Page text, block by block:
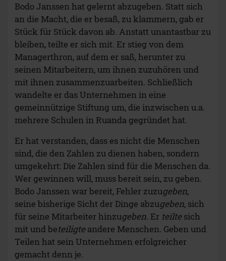
Bodo Janssen hat gelernt abzugeben. Statt sich
an die Macht, die er besaß, zu klammern, gab er
Stück für Stück davon ab. Anstatt unantastbar zu
bleiben, teilte er sich mit. Er stieg von dem
Managerthron, auf dem er saß, herunter zu
seinen Mitarbeitern, um ihnen zuzuhören und
mit ihnen zusammenzuarbeiten. Schließlich
wandelte er das Unternehmen in eine
gemeinnützige Stiftung um, die inzwischen u.a.
mehrere Schulen in Ruanda gegründet hat.
Er hat verstanden, dass es nicht die Menschen
sind, die den Zahlen zu dienen haben, sondern
umgekehrt: Die Zahlen sind für die Menschen da.
Wer gewinnen will, muss bereit sein, zu geben.
Bodo Janssen war bereit, Fehler zuzugeben,
seine bisherige Sicht der Dinge abzugeben, sich
für seine Mitarbeiter hinzugeben. Er teiltesich
mit und beteiligteandere Menschen. Geben und
Teilen hat sein Unternehmen erfolgreicher
gemacht denn je.